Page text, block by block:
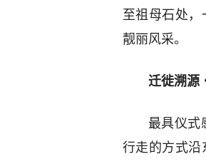
至祖母石处，
靓丽风采。
迁徙溯源
最具仪式
行走的方式沿